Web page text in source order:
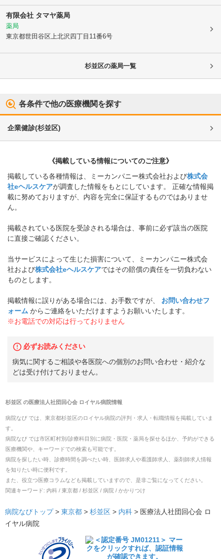
有限会社 タマヤ薬局
薬局
東京都世田谷区 上北沢四丁目11番6号
杉並区の薬局一覧
各条件で他の医療機関を探す
企業健診(杉並区)
《掲載している情報についてのご注意》
掲載している各種情報は、ミーカンパニー株式会社および株式会
社eヘルスケアが調査した情報をもとにしています。 正確な情報掲
載に努めておりますが、内容を完全に保証するものではありませ
ん。
掲載されている医院を受診される場合は、事前に必ず該当の医院
に直接ご確認ください。
当サービスによって生じた損害について、ミーカンパニー株式会
社および株式会社eヘルスケアではその賠償の責任を一切負わない
ものとします。
掲載情報に誤りがある場合には、お手数ですが、
お問い合わせフ
ォーム からご連絡をいただけますようお願いいたします。
※お電話での対応は行っておりません
必ずお読みください
病気に関するご相談や各医院への個別のお問い合わせ・紹介な
どは受け付けておりません。
杉並区の医療法人社団回心会 ロイヤル病院情報
病院なび では、 東京都杉並区のロイヤル病院の評判・求人・転職情報を掲載していま
す。
病院なび では市区町村別/診療科目別に病院・医院・薬局を探せるほか、予約ができる
医療機関や、キーワードでの検索も可能です。
病院を探したい時、診療時間を調べたい時、医師求人や看護師求人、薬剤師求人情報
を知りたい時に便利です。
また、役立つ医療コラムなども掲載していますので、是非ご覧になってください。
関連キーワード: 内科 / 東京都 / 杉並区 / 病院 / かかりつけ
病院なびトップ> 東京都 > 杉並区 > 内科 > 医療法人社団回心会 ロ
イヤル病院